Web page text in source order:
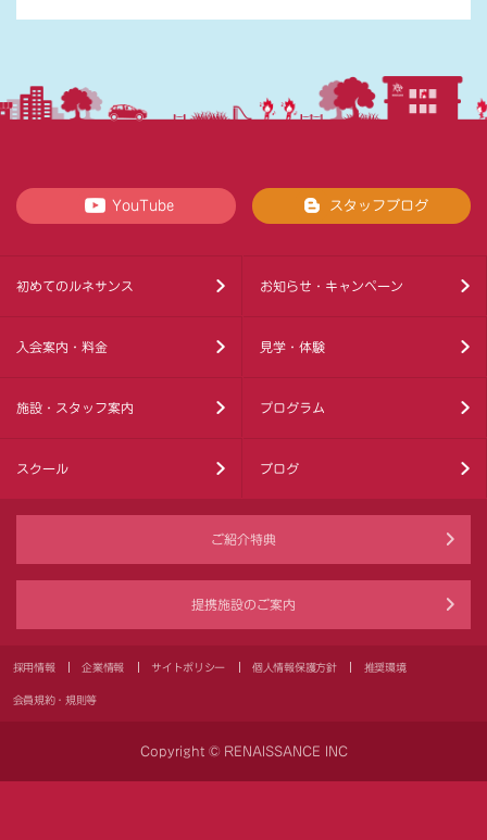
YouTube スタッフブログ
初めてのルネサンス お知らせ・キャンペーン
入会案内・料金 見学・体験
施設・スタッフ案内 プログラム
スクール ブログ
ご紹介特典
提携施設のご案内
採用情報 企業情報 サイトポリシー 個人情報保護方針 推奨環境
会員規約・規則等
Copyright © RENAISSANCE INC